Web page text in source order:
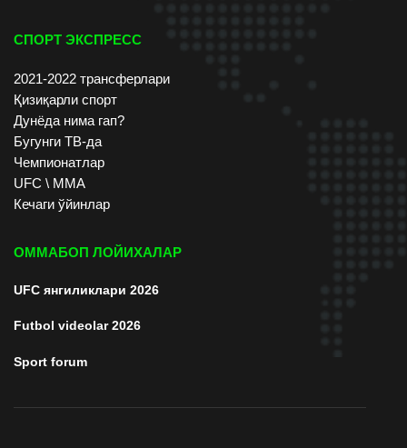
СПОРТ ЭКСПРЕСС
2021-2022 трансферлари
Қизиқарли спорт
Дунёда нима гап?
Бугунги ТВ-да
Чемпионатлар
UFC \ ММА
Кечаги ўйинлар
ОММАБОП ЛОЙИХАЛАР
UFC янгиликлари 2026
Futbol videolar 2026
Sport forum